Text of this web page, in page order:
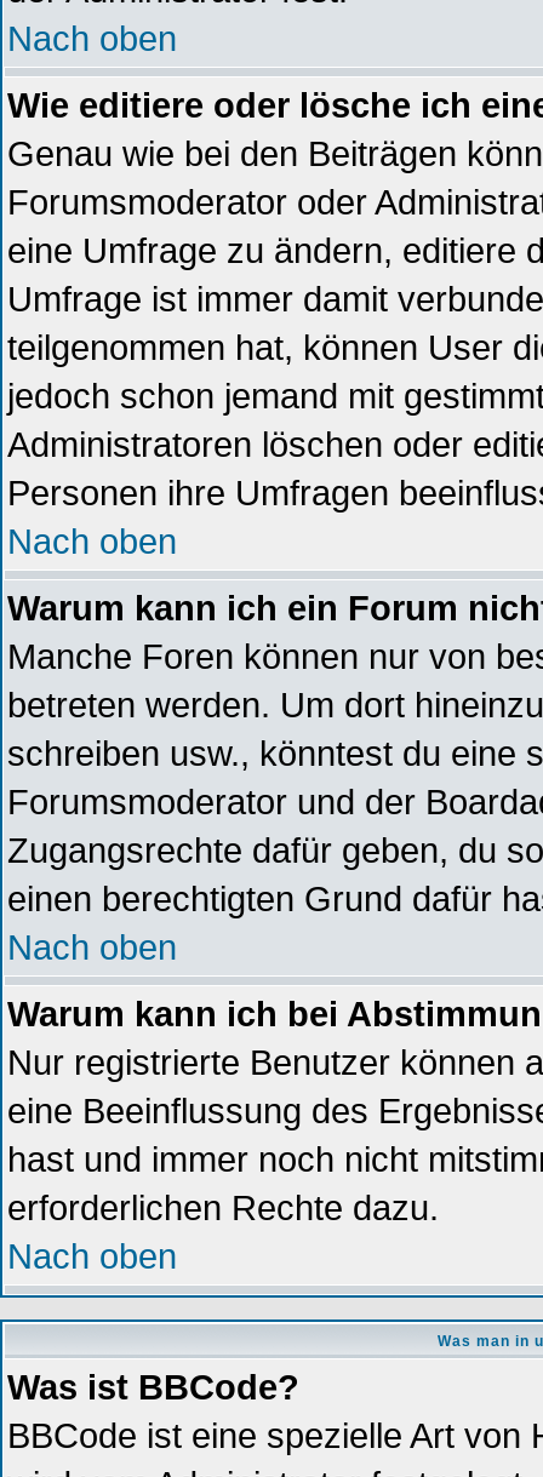
Nach oben
Wie editiere oder lösche ich
Genau wie bei den Beiträgen
Forumsmoderator oder
eine Umfrage zu ändern, editiere
Umfrage ist immer damit
teilgenommen hat, können User
jedoch schon jemand mit
Administratoren löschen oder
Personen ihre Umfragen
Nach oben
Warum kann ich ein Forum
Manche Foren können nur von
betreten werden. Um dort
schreiben usw., könntest du eine
Forumsmoderator und der
Zugangsrechte dafür geben, du
einen berechtigten Grund dafür
Nach oben
Warum kann ich bei
Nur registrierte Benutzer können
eine Beeinflussung des
hast und immer noch nicht
erforderlichen Rechte dazu.
Nach oben
Was man in
Was ist BBCode?
BBCode ist eine spezielle Art